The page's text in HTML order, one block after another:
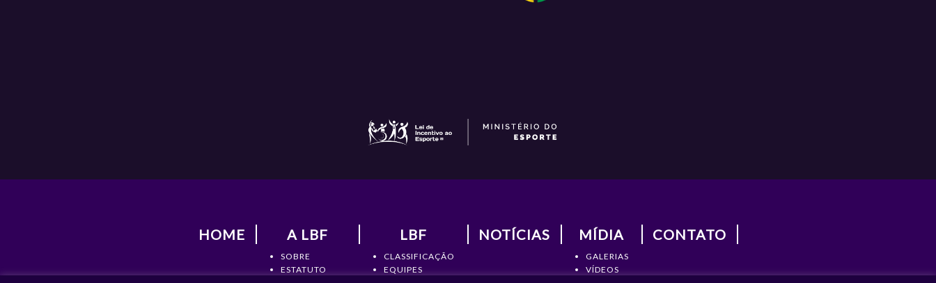
HOME A LBF
SOBRE
ESTATUTO
LBF
CLASSIFICAÇÃO
EQUIPES
NOTÍCIAS MÍDIA
GALERIAS
VÍDEOS
CONTATO